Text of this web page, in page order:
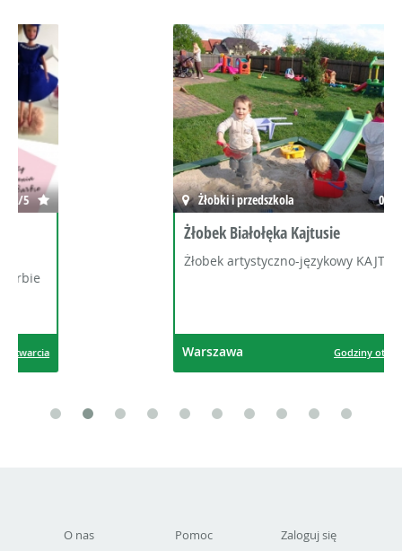
Żłobki i przedszkola 0/5
Żłobek Białołęka Kajtusie
Żłobek artystyczno-językowy KAJTUSIE
O nas
Pomoc
Zaloguj się